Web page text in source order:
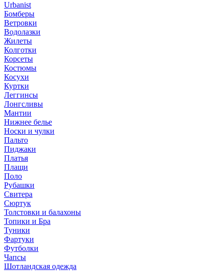
Urbanist
Бомберы
Ветровки
Водолазки
Жилеты
Колготки
Корсеты
Костюмы
Косухи
Куртки
Леггинсы
Лонгсливы
Мантии
Нижнее белье
Носки и чулки
Пальто
Пиджаки
Платья
Плащи
Поло
Рубашки
Свитера
Сюртук
Толстовки и балахоны
Топики и Бра
Туники
Фартуки
Футболки
Чапсы
Шотландская одежда